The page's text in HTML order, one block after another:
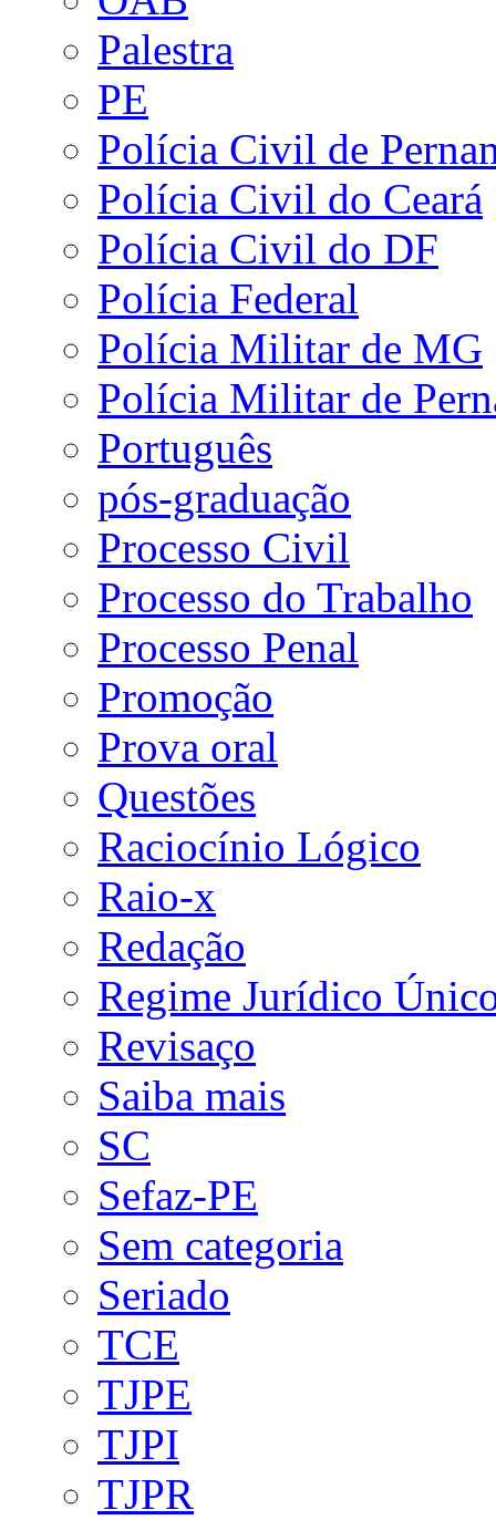
Palestra
PE
Polícia Civil de
Polícia Civil do Ceará
Polícia Civil do DF
Polícia Federal
Polícia Militar de MG
Polícia Militar de
Português
pós-graduação
Processo Civil
Processo do Trabalho
Processo Penal
Promoção
Prova oral
Questões
Raciocínio Lógico
Raio-x
Redação
Regime Jurídico
Revisaço
Saiba mais
SC
Sefaz-PE
Sem categoria
Seriado
TCE
TJPE
TJPI
TJPR